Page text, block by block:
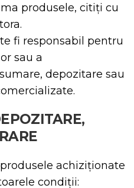
produsele, citiți cu
fi responsabil pentru
sau a
depozitare sau
achiziționate
condiții: